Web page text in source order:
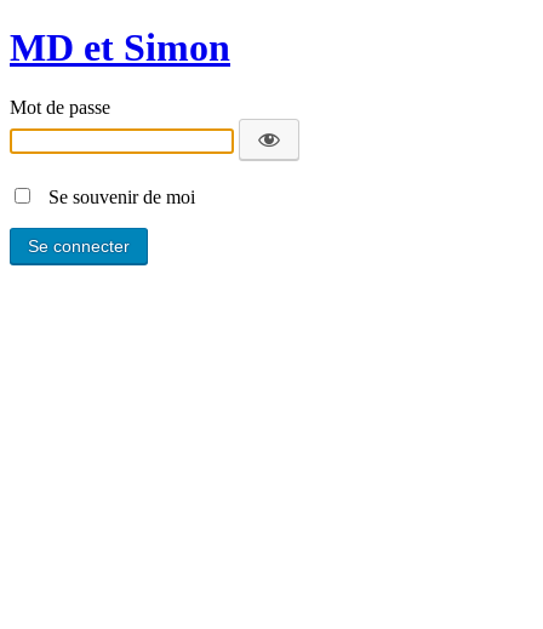
MD et Simon
Mot de passe
Se souvenir de moi